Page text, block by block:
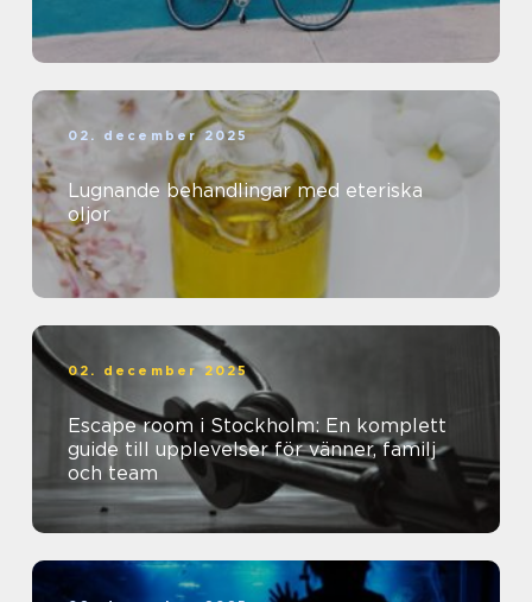
02. december 2025
Lugnande behandlingar med eteriska
oljor
02. december 2025
Escape room i Stockholm: En komplett
guide till upplevelser för vänner, familj
och team